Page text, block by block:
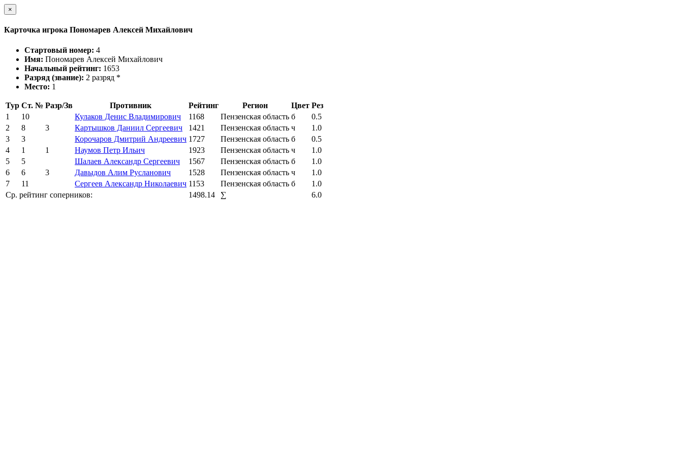
×
Карточка игрока Пономарев Алексей Михайлович
Стартовый номер: 4
Имя: Пономарев Алексей Михайлович
Начальный рейтинг: 1653
Разряд (звание): 2 разряд *
Место: 1
Тур Ст. № Разр/Зв Противник Рейтинг Регион Цвет Рез
1
10 Кулаков Денис Владимирович 1168 Пензенская область б
0.5
2
8 3 Картышков Даниил Сергеевич 1421 Пензенская область ч
1.0
3
3 Корочаров Дмитрий Андреевич 1727 Пензенская область б
0.5
4
1 1 Наумов Петр Ильич 1923 Пензенская область ч
1.0
5
5 Шалаев Александр Сергеевич 1567 Пензенская область б
1.0
6
6 3 Давыдов Алим Русланович 1528 Пензенская область ч
1.0
7
11 Сергеев Александр Николаевич 1153 Пензенская область б
1.0
Ср. рейтинг соперников:
1498.14 ∑ 6.0